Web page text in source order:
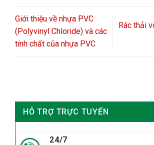
HỖ TRỢ TRỰC TUYẾN
24/7
Giới thiệu về nhựa PVC
(Polyvinyl Chloride) và các
tính chất của nhựa PVC
Rác thải